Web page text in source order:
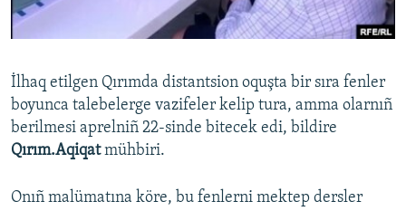
Русский
Українською
QOŞULIÑIZ!
İlhaq etilgen Qırımda distantsion oquşta bir sıra fenler
boyunca talebelerge vazifeler kelip tura, amma olarnıñ
berilmesi aprelniñ 22-sinde bitecek edi, bildire
Qırım.Aqiqatmühbiri.
Onıñ malümatına köre, bu fenlerni mektep dersler